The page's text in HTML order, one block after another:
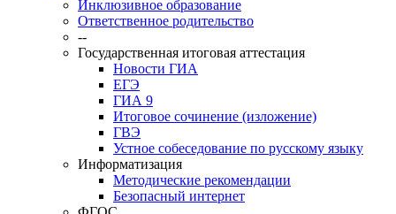
Инклюзивное образование
Ответственное родительство
--
Государственная итоговая аттестация
Новости ГИА
ЕГЭ
ГИА 9
Итоговое сочинение (изложение)
ГВЭ
Устное собеседование по русскому языку
Информатизация
Методические рекомендации
Безопасный интернет